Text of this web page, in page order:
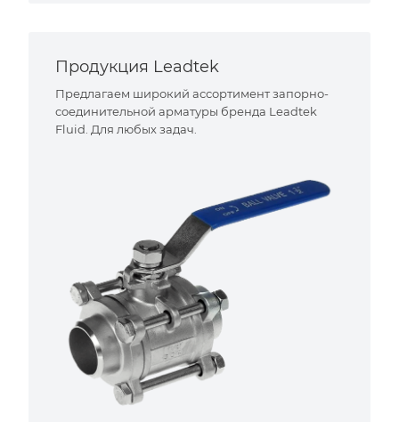
Продукция Leadtek
Предлагаем широкий ассортимент запорно-
соединительной арматуры бренда Leadtek
Fluid. Для любых задач.